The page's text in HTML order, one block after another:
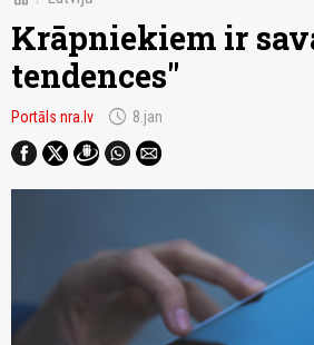
Krāpniekiem ir
tendences"
Portāls nra.lv schedule 8.jan